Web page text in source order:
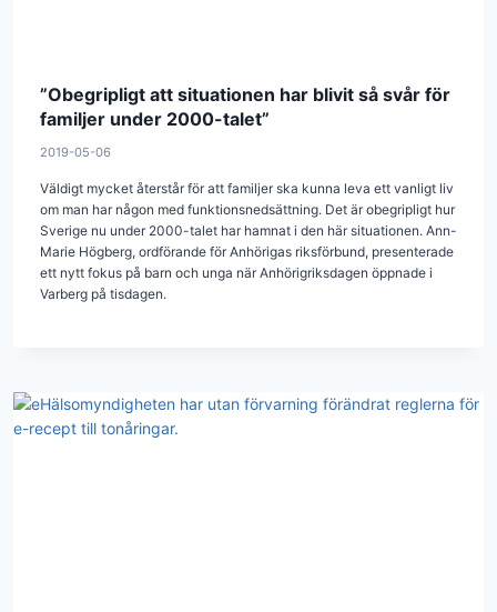
”Obegripligt att situationen har blivit så svår för
familjer under 2000-talet”
2019-05-06
Väldigt mycket återstår för att familjer ska kunna leva ett vanligt liv
om man har någon med funktionsnedsättning. Det är obegripligt hur
Sverige nu under 2000-talet har hamnat i den här situationen. Ann-
Marie Högberg, ordförande för Anhörigas riksförbund, presenterade
ett nytt fokus på barn och unga när Anhörigriksdagen öppnade i
Varberg på tisdagen.